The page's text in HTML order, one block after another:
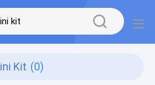
Kit (0)